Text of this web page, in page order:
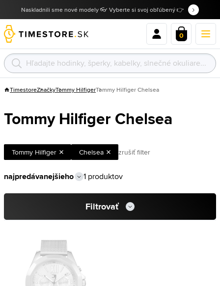
Naskladnili sme nové modely 👓 Vyberte si svoj obľúbený 👉
0
TimestoreZnačkyTommy HilfigerTommy Hilfiger Chelsea
Tommy Hilfiger Chelsea
Tommy Hilfiger Chelsea zrušiť filter
1 produktov
Filtrovať